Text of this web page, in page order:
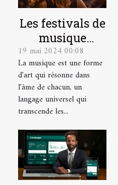
Les festivals de
musique
indépendante
et leur
contribution à
la scène
culturelle
19 mai 2024 00:08
La musique est une forme
d'art qui résonne dans
l'âme de chacun, un
langage universel qui
transcende les...